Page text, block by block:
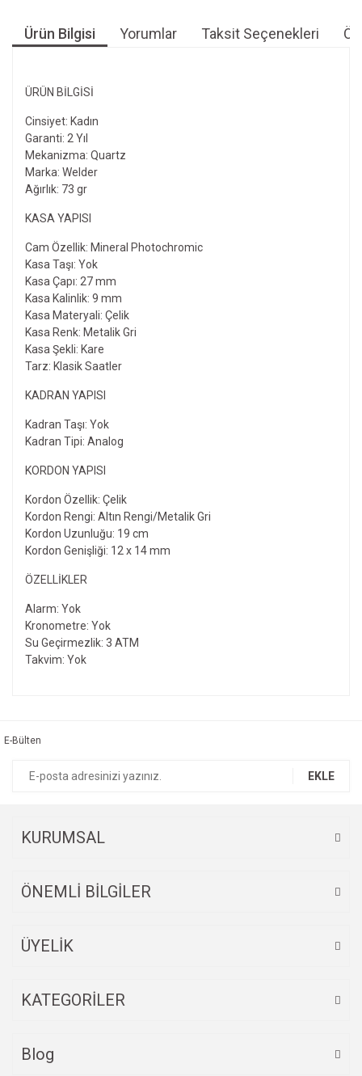
Ürün Bilgisi Yorumlar Taksit Seçenekleri
ÜRÜN BILGISI
Cinsiyet: Kadın
Garanti: 2 Yıl
Mekanizma: Quartz
Marka: Welder
Ağırlık: 73 gr
KASA YAPISI
Cam Özellik: Mineral Photochromic
Kasa Taşı: Yok
Kasa Çapı: 27 mm
Kasa Kalinlik: 9 mm
Kasa Materyali: Çelik
Kasa Renk: Metalik Gri
Kasa Şekli: Kare
Tarz: Klasik Saatler
KADRAN YAPISI
Kadran Taşı: Yok
Kadran Tipi: Analog
KORDON YAPISI
Kordon Özellik: Çelik
Kordon Rengi: Altın Rengi/Metalik Gri
Kordon Uzunluğu: 19 cm
Kordon Genişliği: 12 x 14 mm
ÖZELLIKLER
Alarm: Yok
Kronometre: Yok
Su Geçirmezlik: 3 ATM
Takvim: Yok
Ürün fiyatı diğer sitelerden daha pahalı.
E-Bülten
EKLE
KURUMSAL
ÖNEMLİ BİLGİLER
ÜYELİK
KATEGORİLER
Blog